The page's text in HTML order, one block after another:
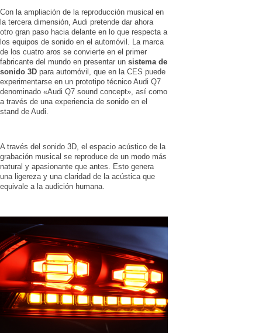
Con la ampliación de la reproducción musical en
la tercera dimensión, Audi pretende dar ahora
otro gran paso hacia delante en lo que respecta a
los equipos de sonido en el automóvil. La marca
de los cuatro aros se convierte en el primer
fabricante del mundo en presentar un sistema de
sonido 3D para automóvil, que en la CES puede
experimentarse en un prototipo técnico Audi Q7
denominado «Audi Q7 sound concept», así como
a través de una experiencia de sonido en el
stand de Audi.
A través del sonido 3D, el espacio acústico de la
grabación musical se reproduce de un modo más
natural y apasionante que antes. Esto genera
una ligereza y una claridad de la acústica que
equivale a la audición humana.